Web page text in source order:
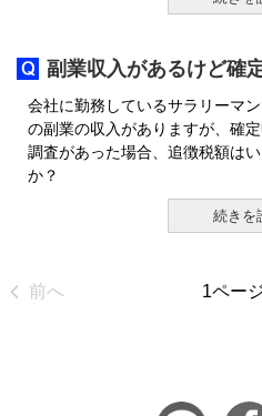
副業収入があるけど確
会社に勤務しているサラリーマ
の副業の収入がありますが、確
調査があった場合、追徴税額は
か？
続きを
前へ 1ペー